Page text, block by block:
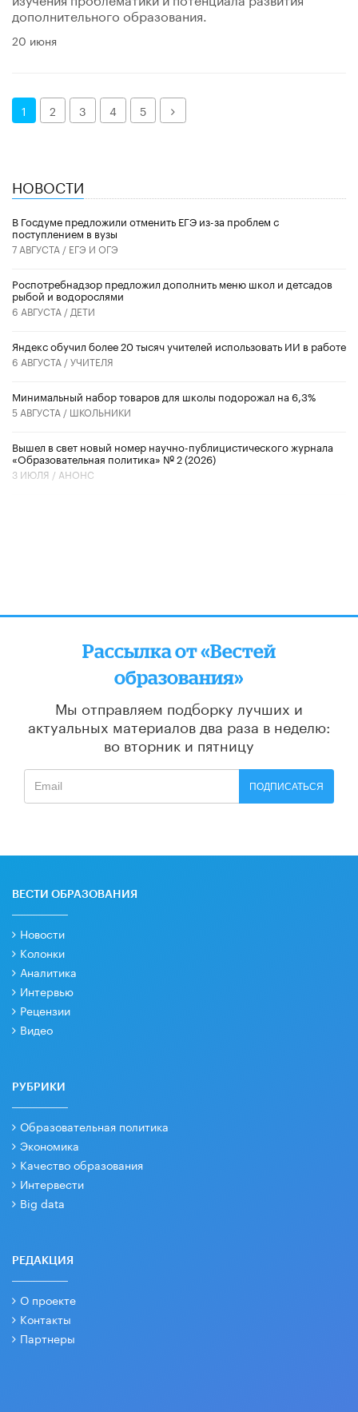
дополнительного образования.
20 июня
1 2 3 4 5 Далее
НОВОСТИ
В Госдуме предложили отменить ЕГЭ из-за проблем с
поступлением в вузы
7 АВГУСТА / ЕГЭ И ОГЭ
Роспотребнадзор предложил дополнить меню школ и детсадов
рыбой и водорослями
6 АВГУСТА / ДЕТИ
​Яндекс обучил более 20 тысяч учителей использовать ИИ в работе
6 АВГУСТА /УЧИТЕЛЯ
Минимальный набор товаров для школы подорожал на 6,3%
5 АВГУСТА / ШКОЛЬНИКИ
Вышел в свет новый номер научно-публицистического журнала
«Образовательная политика» № 2 (2026)
3 ИЮЛЯ / АНОНС
Рассылка от «Вестей
образования»
Мы отправляем подборку лучших и
актуальных материалов два раза в неделю:
во вторник и пятницу
ПОДПИСАТЬСЯ
ВЕСТИ ОБРАЗОВАНИЯ
Новости
Колонки
Аналитика
Интервью
Рецензии
Видео
РУБРИКИ
Образовательная политика
Экономика
Качество образования
Интервести
Big data
РЕДАКЦИЯ
О проекте
Контакты
Партнеры